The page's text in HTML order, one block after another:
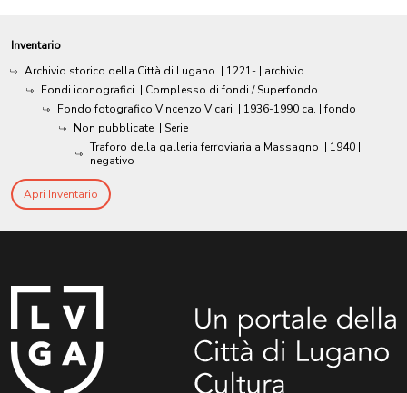
Inventario
Archivio storico della Città di Lugano | 1221- | archivio
Fondi iconografici | Complesso di fondi / Superfondo
Fondo fotografico Vincenzo Vicari | 1936-1990 ca. | fondo
Non pubblicate | Serie
Traforo della galleria ferroviaria a Massagno | 1940 |
negativo
Apri Inventario